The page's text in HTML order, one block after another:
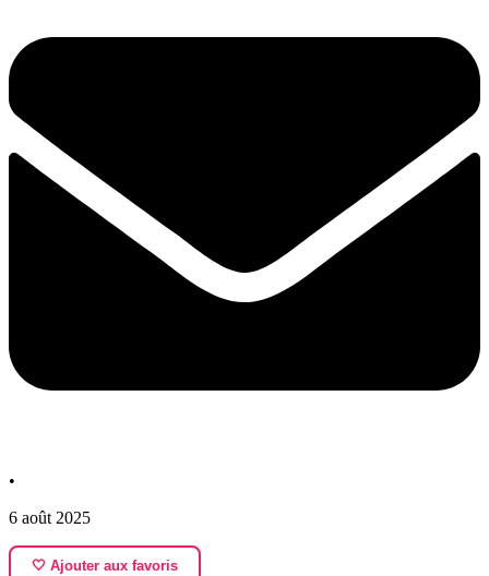
•
6 août 2025
🤍 Ajouter aux favoris